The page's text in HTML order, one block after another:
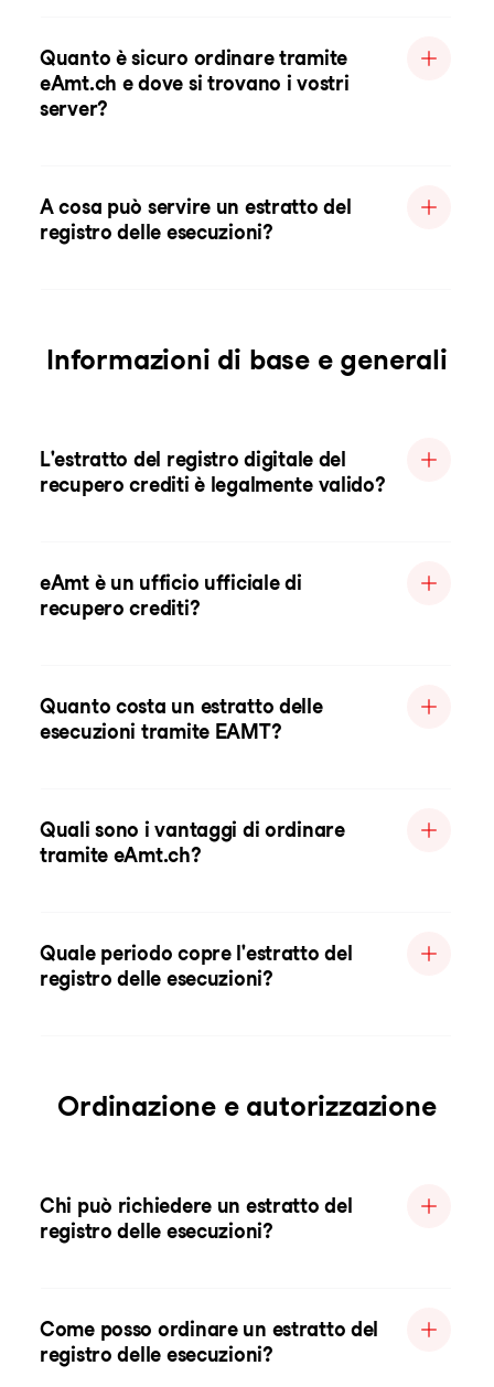
Quanto è sicuro ordinare tramite
eAmt.ch e dove si trovano i vostri
server?
A cosa può servire un estratto del
registro delle esecuzioni?
Informazioni di base e generali
L'estratto del registro digitale del
recupero crediti è legalmente valido?
eAmt è un ufficio ufficiale di
recupero crediti?
Quanto costa un estratto delle
esecuzioni tramite EAMT?
Quali sono i vantaggi di ordinare
tramite eAmt.ch?
Quale periodo copre l'estratto del
registro delle esecuzioni?
Ordinazione e autorizzazione
Chi può richiedere un estratto del
registro delle esecuzioni?
Come posso ordinare un estratto del
registro delle esecuzioni?